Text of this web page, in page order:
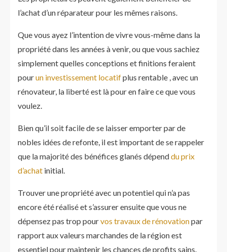
l’achat d’un réparateur pour les mêmes raisons.
Que vous ayez l’intention de vivre vous-même dans la
propriété dans les années à venir, ou que vous sachiez
simplement quelles conceptions et finitions feraient
pourun investissement locatifplus rentable , avec un
rénovateur, la liberté est là pour en faire ce que vous
voulez.
Bien qu’il soit facile de se laisser emporter par de
nobles idées de refonte, il est important de se rappeler
que la majorité des bénéfices glanés dépenddu prix
d’achat initial.
Trouver une propriété avec un potentiel qui n’a pas
encore été réalisé et s’assurer ensuite que vous ne
dépensez pas trop pourvos travaux de rénovationpar
rapport aux valeurs marchandes de la région est
essentiel pour maintenir les chances de profits sains.